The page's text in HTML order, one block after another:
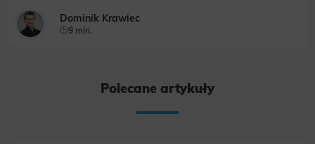
Dominik Krawiec
9 min.
Polecane artykuły